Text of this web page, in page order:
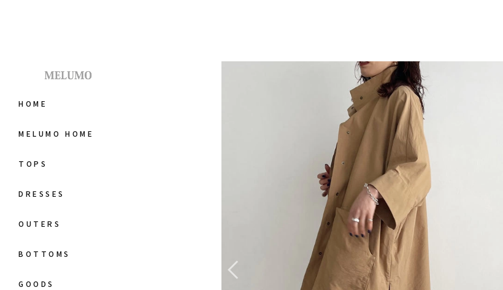
HOME
MELUMO HOME
TOPS
DRESSES
OUTERS
BOTTOMS
GOODS